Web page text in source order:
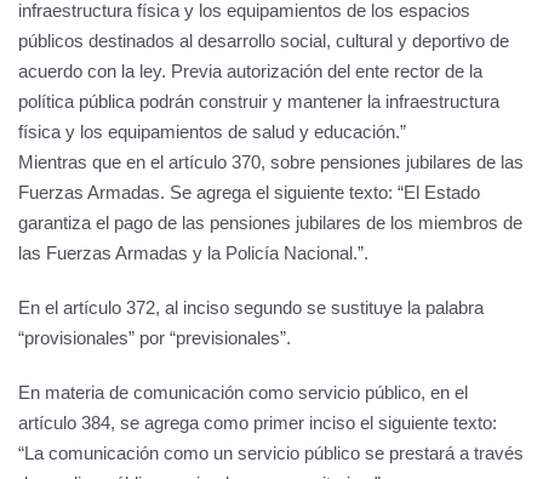
infraestructura física y los equipamientos de los espacios
públicos destinados al desarrollo social, cultural y deportivo de
acuerdo con la ley. Previa autorización del ente rector de la
política pública podrán construir y mantener la infraestructura
física y los equipamientos de salud y educación.”
Mientras que en el artículo 370, sobre pensiones jubilares de las
Fuerzas Armadas. Se agrega el siguiente texto: “El Estado
garantiza el pago de las pensiones jubilares de los miembros de
las Fuerzas Armadas y la Policía Nacional.”.
En el artículo 372, al inciso segundo se sustituye la palabra
“provisionales” por “previsionales”.
En materia de comunicación como servicio público, en el
artículo 384, se agrega como primer inciso el siguiente texto:
“La comunicación como un servicio público se prestará a través